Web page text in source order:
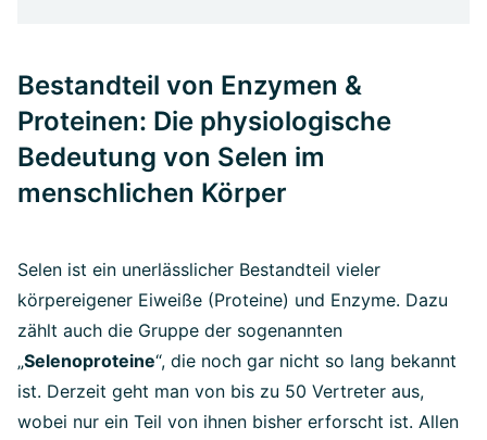
Bestandteil von Enzymen &
Proteinen: Die physiologische
Bedeutung von Selen im
menschlichen Körper
Selen ist ein unerlässlicher Bestandteil vieler
körpereigener Eiweiße (Proteine) und Enzyme. Dazu
zählt auch die Gruppe der sogenannten
„Selenoproteine“, die noch gar nicht so lang bekannt
ist. Derzeit geht man von bis zu 50 Vertreter aus,
wobei nur ein Teil von ihnen bisher erforscht ist. Allen